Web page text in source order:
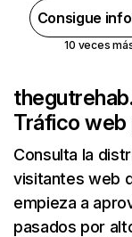
Consigue
10 veces
Tráfico web
Consulta la
visitantes web
empieza a
pasados por